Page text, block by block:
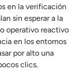
en la verificación
sin esperar a la
operativo reactivo
en los entornos
por alto una
clics.